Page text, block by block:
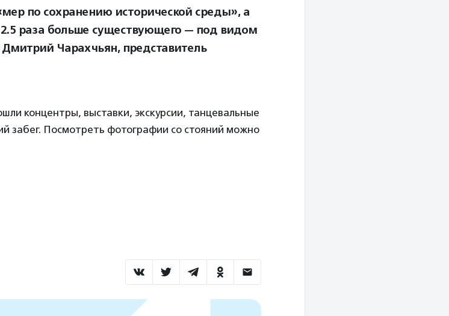
по сохранению исторической среды», а
2.5 раза больше существующего — под видом
Дмитрий Чарахчьян, представитель
концентры, выставки, экскурсии, танцевальные
забег. Посмотреть фотографии со стояний можно